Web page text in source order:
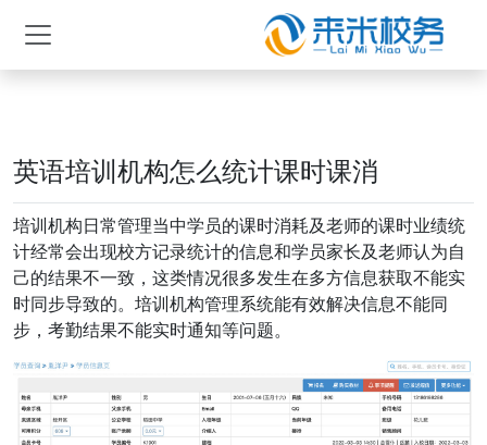
英语培训机构怎么统计课时课消
培训机构日常管理当中学员的课时消耗及老师的课时业绩统
计经常会出现校方记录统计的信息和学员家长及老师认为自
己的结果不一致，这类情况很多发生在多方信息获取不能实
时同步导致的。培训机构管理系统能有效解决信息不能同
步，考勤结果不能实时通知等问题。